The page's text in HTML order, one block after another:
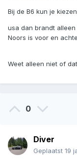
Bij de B6 kun je
usa dan brandt
Noors is voor en
Weet alleen niet of
0
Diver
Geplaatst 19